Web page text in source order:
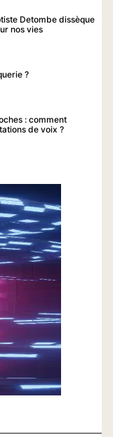
Detombe dissèque
nos vies
?
: comment
de voix ?